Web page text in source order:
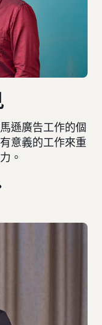
遜廣告工作的個
意義的工作來重
。